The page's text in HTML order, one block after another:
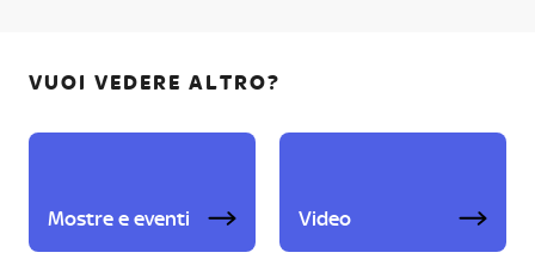
VUOI VEDERE ALTRO?
Mostre e eventi Video